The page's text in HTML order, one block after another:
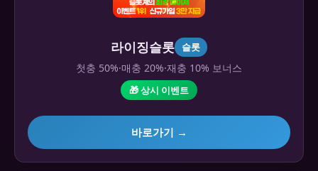
라이징슬롯 슬롯
첫충 50%·매충 20%·재충 10% 보너스
🎁 상시 이벤트
바로가기 →